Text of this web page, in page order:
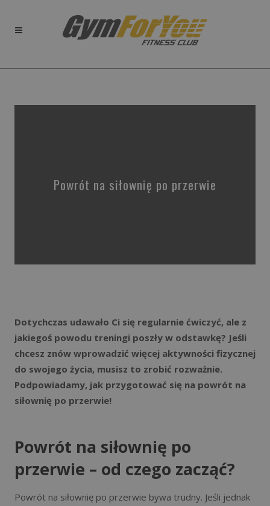
Powrót na siłownię po przerwie
Dotychczas udawało Ci się regularnie ćwiczyć, ale z
jakiegoś powodu treningi poszły w odstawkę? Jeśli
chcesz znów wprowadzić więcej aktywności fizycznej
do swojego życia, musisz to zrobić rozważnie.
Podpowiadamy, jak przygotować się na powrót na
siłownię po przerwie!
Powrót na siłownię po
przerwie – od czego zacząć?
Powrót na siłownię po przerwie bywa trudny. Jeśli jednak